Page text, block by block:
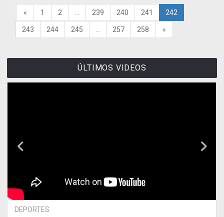
« 1 2 239 240 241 242
243 244 245 257 258 »
ÚLTIMOS VIDEOS
DEPORTES